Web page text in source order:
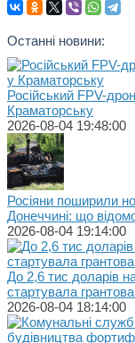
Останні новини:
Російський FPV-
Краматорську
2026-08-04 19:48:00
Росіяни поширили
Донеччині: що
2026-08-04 19:14:00
До 2,6 тис доларів
стартувала
2026-08-04 18:14:00